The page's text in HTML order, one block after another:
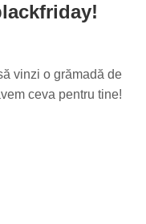
vinzi o grămadă de
ceva pentru tine!